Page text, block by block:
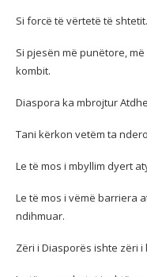
Si forcë të vërtetë të shtetit.
Si pjesën më punëtore,
kombit.
Diaspora ka mbrojtur
Tani kërkon vetëm ta
Le të mos i mbyllim dyert
Le të mos i vëmë barriera
ndihmuar.
Zëri i Diasporës ishte zëri i